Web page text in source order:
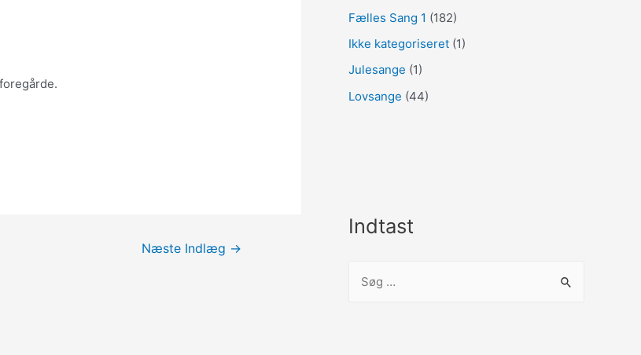
Næste Indlæg →
Fælles Sang 1 (182)
Ikke kategoriseret (1)
Julesange (1)
Lovsange (44)
Indtast